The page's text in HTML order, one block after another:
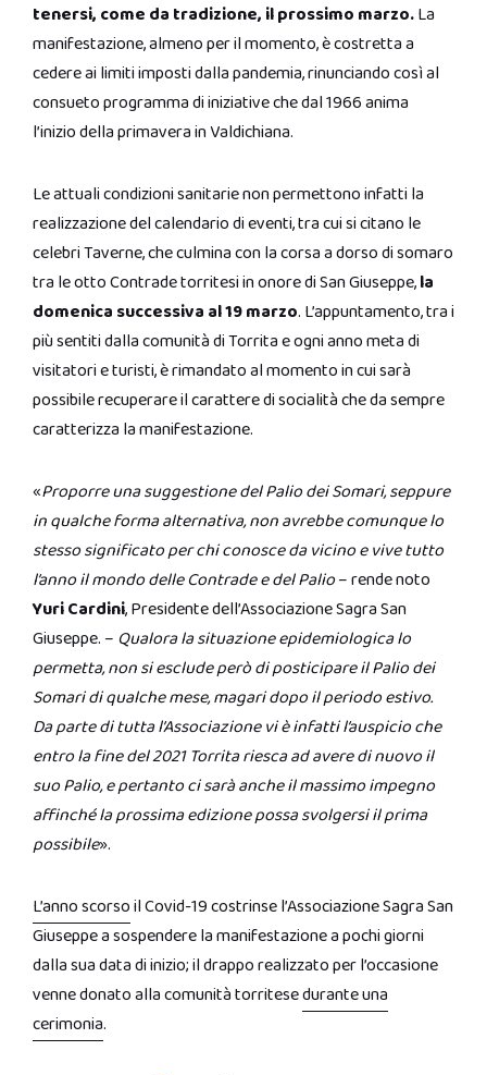
tenersi, come da tradizione, il prossimo marzo.La
manifestazione, almeno per il momento, è costretta a
cedere ai limiti imposti dalla pandemia, rinunciando così al
consueto programma di iniziative che dal 1966 anima
l’inizio della primavera in Valdichiana.
Le attuali condizioni sanitarie non permettono infatti la
realizzazione del calendario di eventi, tra cui si citano le
celebri Taverne, che culmina con la corsa a dorso di somaro
tra le otto Contrade torritesi in onore di San Giuseppe,la
domenica successiva al 19 marzo. L’appuntamento, tra i
più sentiti dalla comunità di Torrita e ogni anno meta di
visitatori e turisti, è rimandato al momento in cui sarà
possibile recuperare il carattere di socialità che da sempre
caratterizza la manifestazione.
«Proporre una suggestione del Palio dei Somari, seppure
in qualche forma alternativa, non avrebbe comunque lo
stesso significato per chi conosce da vicino e vive tutto
l’anno il mondo delle Contrade e del Palio– rende noto
Yuri Cardini, Presidente dell’Associazione Sagra San
Giuseppe. – Qualora la situazione epidemiologica lo
permetta, non si esclude però di posticipare il Palio dei
Somari di qualche mese, magari dopo il periodo estivo.
Da parte di tutta l’Associazione vi è infatti l’auspicio che
entro la fine del 2021 Torrita riesca ad avere di nuovo il
suo Palio, e pertanto ci sarà anche il massimo impegno
affinché la prossima edizione possa svolgersi il prima
possibile».
L’anno scorsoil Covid-19 costrinse l’Associazione Sagra San
Giuseppe a sospendere la manifestazione a pochi giorni
dalla sua data di inizio; il drappo realizzato per l’occasione
venne donato alla comunità torritesedurante una
cerimonia.